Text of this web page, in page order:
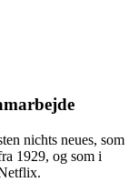
nichts neues, som
1929, og som i